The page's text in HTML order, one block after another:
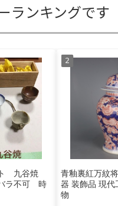
ランキングです
九谷焼
ラ不可 時
青釉裏紅万紋
器 装飾品 現代
物